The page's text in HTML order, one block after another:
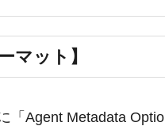
マット】
「Agent Metadata